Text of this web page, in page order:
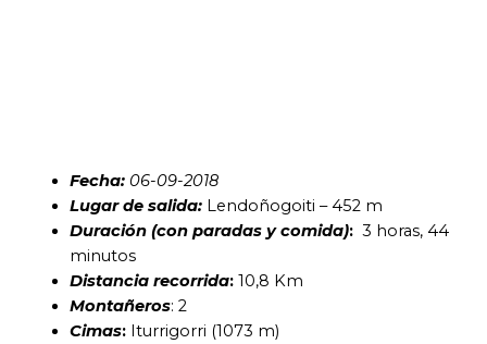
Fecha: 06-09-2018
Lugar de salida:Lendoñogoiti – 452 m
Duración (con paradas y comida):3 horas, 44
minutos
Distancia recorrida:10,8 Km
Montañeros: 2
Cimas:Iturrigorri (1073 m)